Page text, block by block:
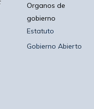
Organos de
gobierno
Estatuto
Gobierno Abierto